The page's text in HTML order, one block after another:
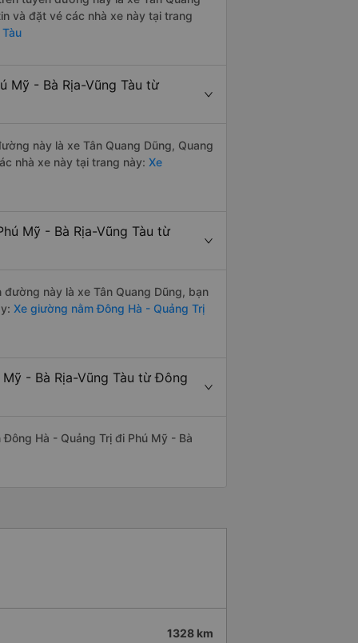
và đặt vé các nhà xe này tại trang
Mỹ - Bà Rịa-Vũng Tàu từ
này là xe Tân Quang Dũng, Quang
nhà xe này tại trang này: Xe
Mỹ - Bà Rịa-Vũng Tàu từ
này là xe Tân Quang Dũng, bạn
Xe giường nằm Đông Hà - Quảng Trị
- Bà Rịa-Vũng Tàu từ Đông
Hà - Quảng Trị đi Phú Mỹ - Bà
1328 km